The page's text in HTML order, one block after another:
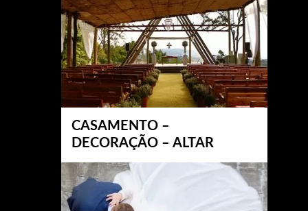
CASAMENTO –
DECORAÇÃO – ALTAR